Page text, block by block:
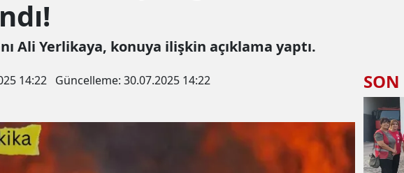
Ali Yerlikaya, konuya ilişkin açıklama yaptı.
14:22 Güncelleme: 30.07.2025 14:22
SON